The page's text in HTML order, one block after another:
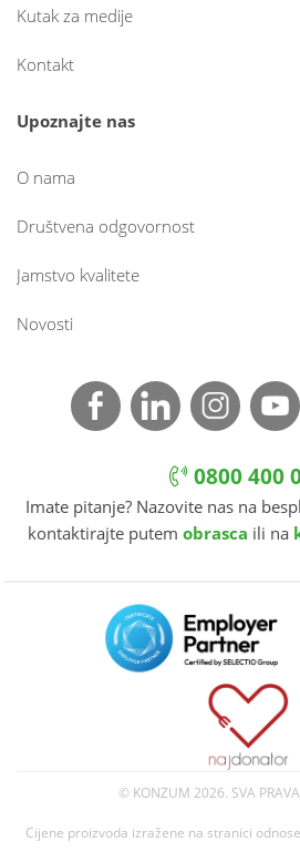
Kutak za medije
Kontakt
Upoznajte nas
O nama
Društvena odgovornost
Jamstvo kvalitete
Novosti
0800 400
Imate pitanje? Nazovite nas na
kontaktirajte putem obrasca ili na
© KONZUM 2026. SVA
Cijene proizvoda izražene na stranici